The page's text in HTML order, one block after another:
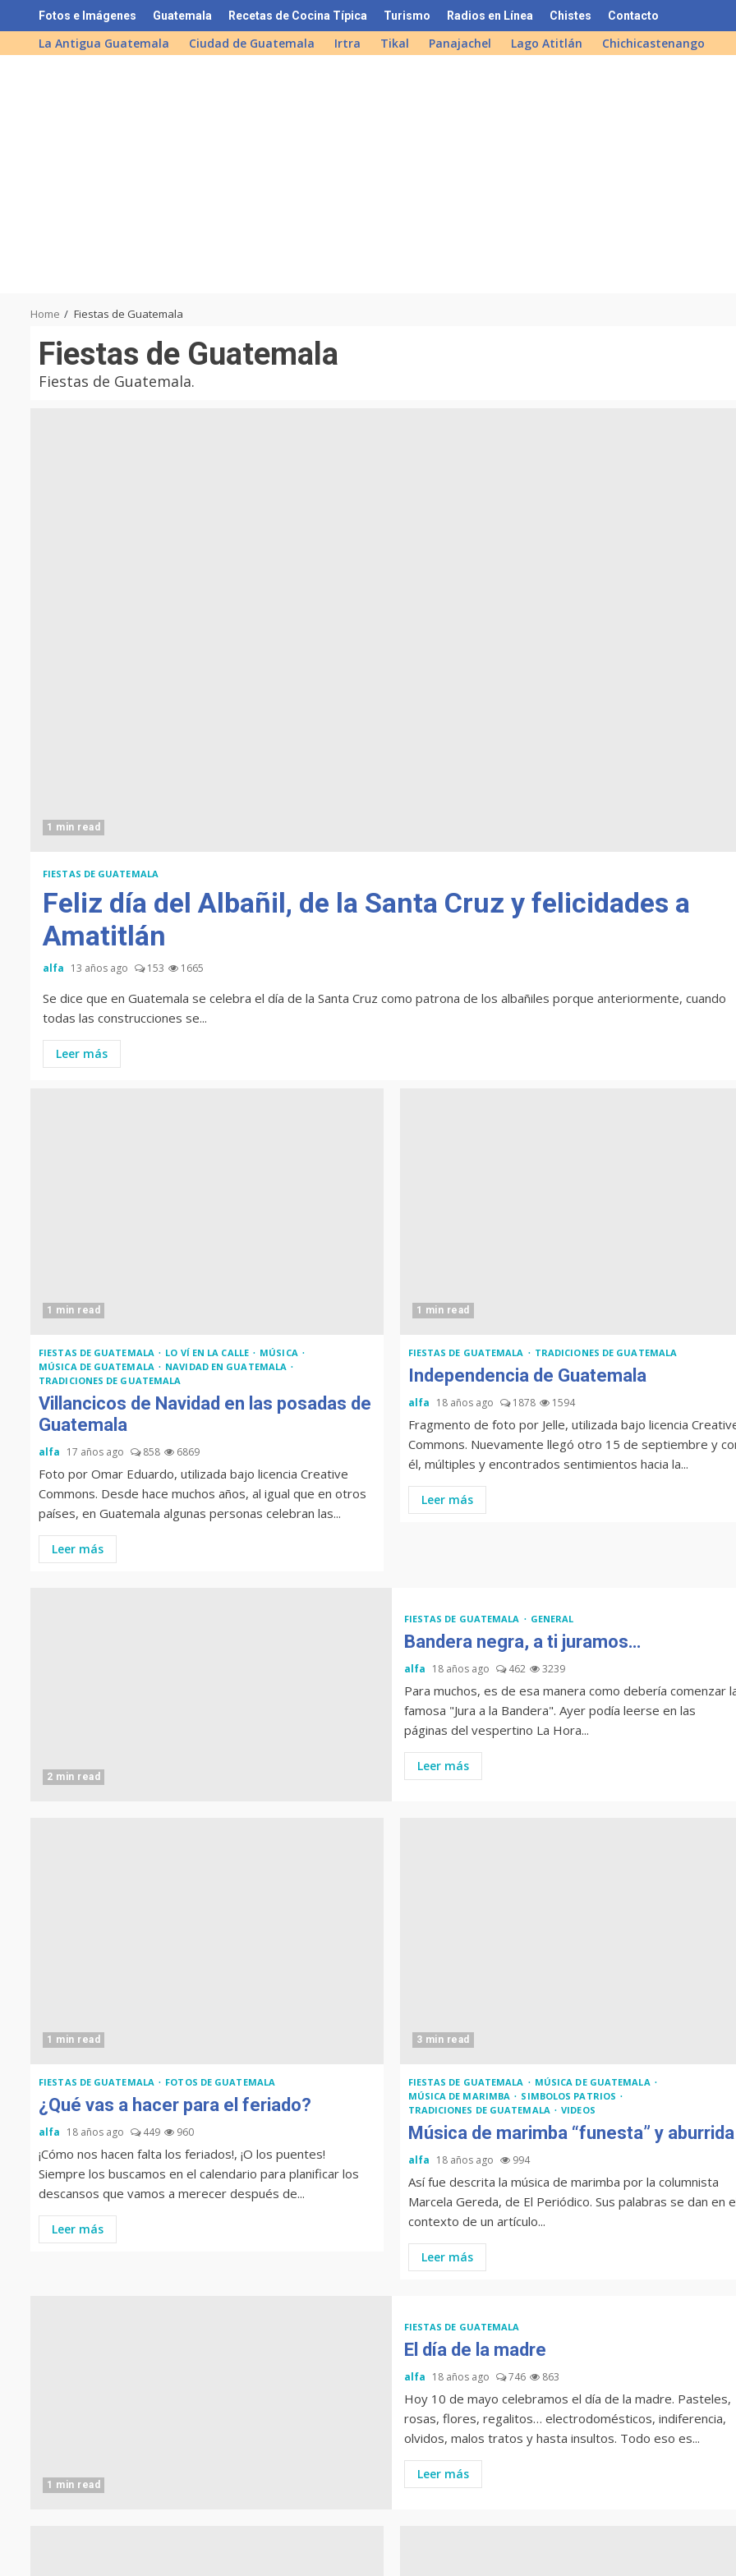
to
content
Fotos e Imágenes Guatemala Recetas de Cocina Típica Turismo Radios en Línea Chistes Contacto
La Antigua Guatemala Ciudad de Guatemala Irtra Tikal Panajachel Lago Atitlán Chichicastenango
Home Fiestas de Guatemala
Fiestas de Guatemala
Fiestas de Guatemala.
1 min read
FIESTAS DE GUATEMALA
Feliz día del Albañil, de la Santa Cruz y felicidades a
Amatitlán
alfa 13 años ago 153 1665
Se dice que en Guatemala se celebra el día de la Santa Cruz como patrona de los albañiles porque anteriormente, cuando
todas las construcciones se...
Leer más
1 min read
FIESTAS DE GUATEMALA LO VÍ EN LA CALLE
MÚSICA
MÚSICA DE GUATEMALA
NAVIDAD EN GUATEMALA
TRADICIONES DE GUATEMALA
Villancicos de Navidad en las posadas de
Guatemala
alfa 17 años ago 858 6869
Foto por Omar Eduardo, utilizada bajo licencia Creative
Commons. Desde hace muchos años, al igual que en otros
países, en Guatemala algunas personas celebran las...
Leer más
1 min read
FIESTAS DE GUATEMALA TRADICIONES DE GUATEMALA
Independencia de Guatemala
alfa 18 años ago 1878 1594
Fragmento de foto por Jelle, utilizada bajo licencia
Commons. Nuevamente llegó otro 15 de septiembre y
él, múltiples y encontrados sentimientos hacia la...
Leer más
2 min read
FIESTAS DE GUATEMALA GENERAL
Bandera negra, a ti juramos…
alfa 18 años ago 462 3239
Para muchos, es de esa manera como debería comenzar
famosa "Jura a la Bandera". Ayer podía leerse en las
páginas del vespertino La Hora...
Leer más
1 min read
FIESTAS DE GUATEMALA FOTOS DE GUATEMALA
¿Qué vas a hacer para el feriado?
alfa 18 años ago 449 960
¡Cómo nos hacen falta los feriados!, ¡O los puentes!
Siempre los buscamos en el calendario para planificar los
descansos que vamos a merecer después de...
Leer más
3 min read
FIESTAS DE GUATEMALA
MÚSICA DE GUATEMALA
MÚSICA DE MARIMBA
SIMBOLOS PATRIOS
TRADICIONES DE GUATEMALA
VIDEOS
Música de marimba “funesta” y aburrida
alfa 18 años ago 994
Así fue descrita la música de marimba por la columnista
Marcela Gereda, de El Periódico. Sus palabras se dan en
contexto de un artículo...
Leer más
1 min read
FIESTAS DE GUATEMALA
El día de la madre
alfa 18 años ago 746 863
Hoy 10 de mayo celebramos el día de la madre. Pasteles,
rosas, flores, regalitos… electrodomésticos, indiferencia,
olvidos, malos tratos y hasta insultos. Todo eso es...
Leer más